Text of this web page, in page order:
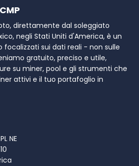
direttamente dal soleggiato
negli Stati Uniti d'America, è un
sui dati reali - non sulle
gratuito, preciso e utile,
su miner, pool e gli strumenti che
attivi e il tuo portafoglio in
NE